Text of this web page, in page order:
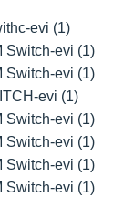
evi (1)
Switch-evi (1)
Switch-evi (1)
evi (1)
Switch-evi (1)
Switch-evi (1)
Switch-evi (1)
Switch-evi (1)